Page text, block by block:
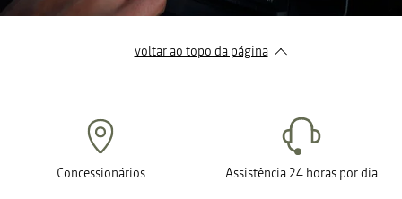
voltar ao topo da página
Concessionários Assistência 24 horas por dia